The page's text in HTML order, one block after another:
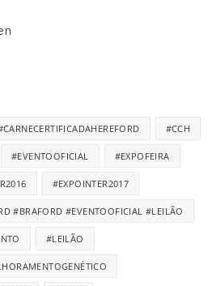
#CCH
#EVENTOOFICIAL #EXPOFEIRA
#EXPOINTER2017
#BRAFORD #EVENTOOFICIAL #LEILÃO
#LEILÃO